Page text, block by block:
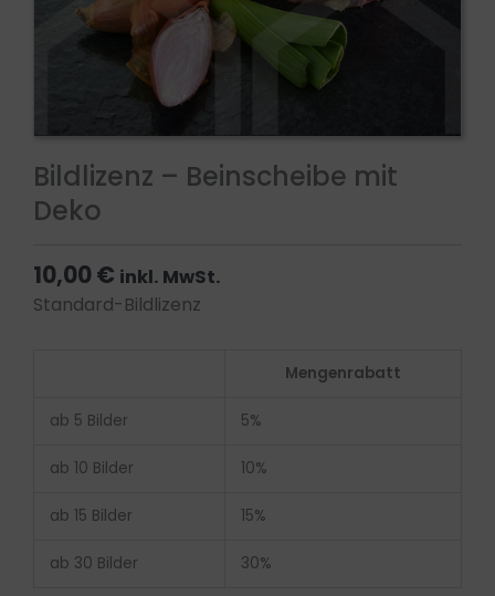
Bildlizenz – Beinscheibe mit
Deko
10,00€ inkl. MwSt.
Standard-Bildlizenz
Mengenrabatt
ab 5 Bilder 5%
ab 10 Bilder 10%
ab 15 Bilder 15%
ab 30 Bilder 30%
Beinscheibe
Deko